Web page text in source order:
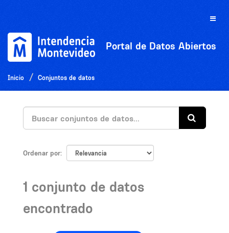
Toggle
Portal de Datos Abiertos
Inicio Conjuntos de datos
Ordenar por
1 conjunto de datos
encontrado